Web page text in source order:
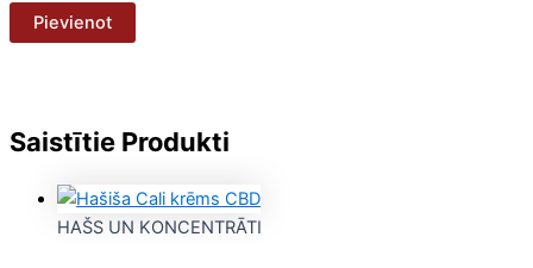
Saistītie Produkti
HAŠS UN KONCENTRĀTI